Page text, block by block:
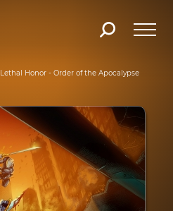
Lethal Honor - Order of the Apocalypse